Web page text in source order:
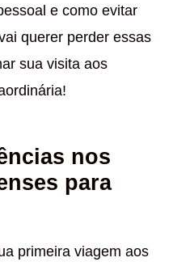
e como evitar
querer perder essas
sua visita aos
nos
para
primeira viagem aos